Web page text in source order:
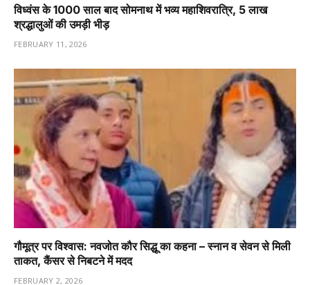
विध्वंस के 1000 साल बाद सोमनाथ में भव्य महाशिवरात्रि, 5 लाख
श्रद्धालुओं की उमड़ी भीड़
FEBRUARY 11, 2026
गौमूत्र पर विश्वास: नवजोत कौर सिद्धू का कहना – स्नान व सेवन से मिली
ताकत, कैंसर से निबटने में मदद
FEBRUARY 2, 2026